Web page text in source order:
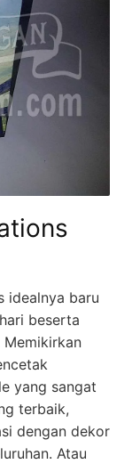
idealnya baru
beserta
yang sangat
terbaik,
dengan dekor
Atau